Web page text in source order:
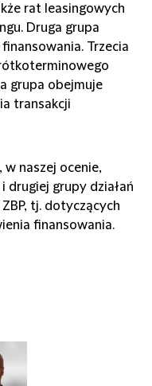
rat leasingowych
Druga grupa
Trzecia
grupa obejmuje
transakcji
w naszej ocenie,
drugiej grupy działań
tj. dotyczących
finansowania.